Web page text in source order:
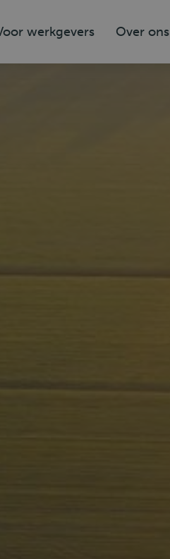
werkgevers Over ons